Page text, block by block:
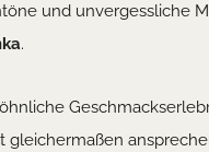
und unvergessliche
.
gleichermaßen